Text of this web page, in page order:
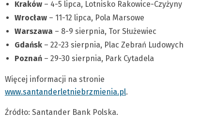
Kraków – 4-5 lipca, Lotnisko Rakowice-Czyżyny
Wrocław – 11-12 lipca, Pola Marsowe
Warszawa – 8-9 sierpnia, Tor Służewiec
Gdańsk – 22-23 sierpnia, Plac Zebrań Ludowych
Poznań – 29-30 sierpnia, Park Cytadela
Więcej informacji na stronie
www.santanderletniebrzmienia.pl.
Źródło: Santander Bank Polska.